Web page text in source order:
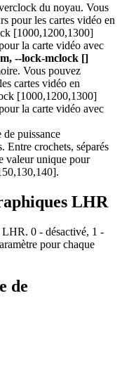
du noyau. Vous
pour les cartes vidéo en
[1000,1200,1300]
la carte vidéo avec
--lock-mclock []
Vous pouvez
cartes vidéo en
[1000,1200,1300]
la carte vidéo avec
puissance
Entre crochets, séparés
valeur unique pour
LHR
0 - désactivé, 1 -
pour chaque
de